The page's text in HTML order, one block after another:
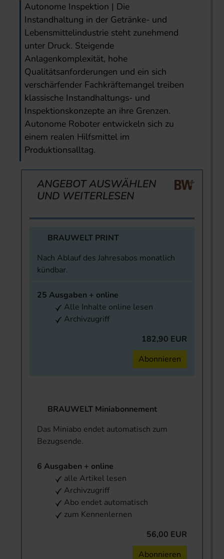
Autonome Inspektion | Die
Instandhaltung in der Getränke- und
Lebensmittelindustrie steht zunehmend
unter Druck. Steigende
Anlagenkomplexität, hohe
Qualitätsanforderungen und ein sich
verschärfender Fachkräftemangel treiben
klassische Instandhaltungs- und
Inspektionskonzepte an ihre Grenzen.
Autonome Roboter entwickeln sich zu
einem realen Hilfsmittel im
Produktionsalltag.
ANGEBOT AUSWÄHLEN
UND WEITERLESEN
BRAUWELT PRINT
Nach Ablauf des Jahresabos monatlich
kündbar.
25 Ausgaben + online
Alle Inhalte online lesen
Archivzugriff
182,90 EUR
Abonnieren
BRAUWELT Miniabonnement
Das Miniabo endet automatisch zum
Bezugsende.
6 Ausgaben + online
alle Artikel lesen
Archivzugriff
Abo endet automatisch
zum Kennenlernen
56,00 EUR
Abonnieren